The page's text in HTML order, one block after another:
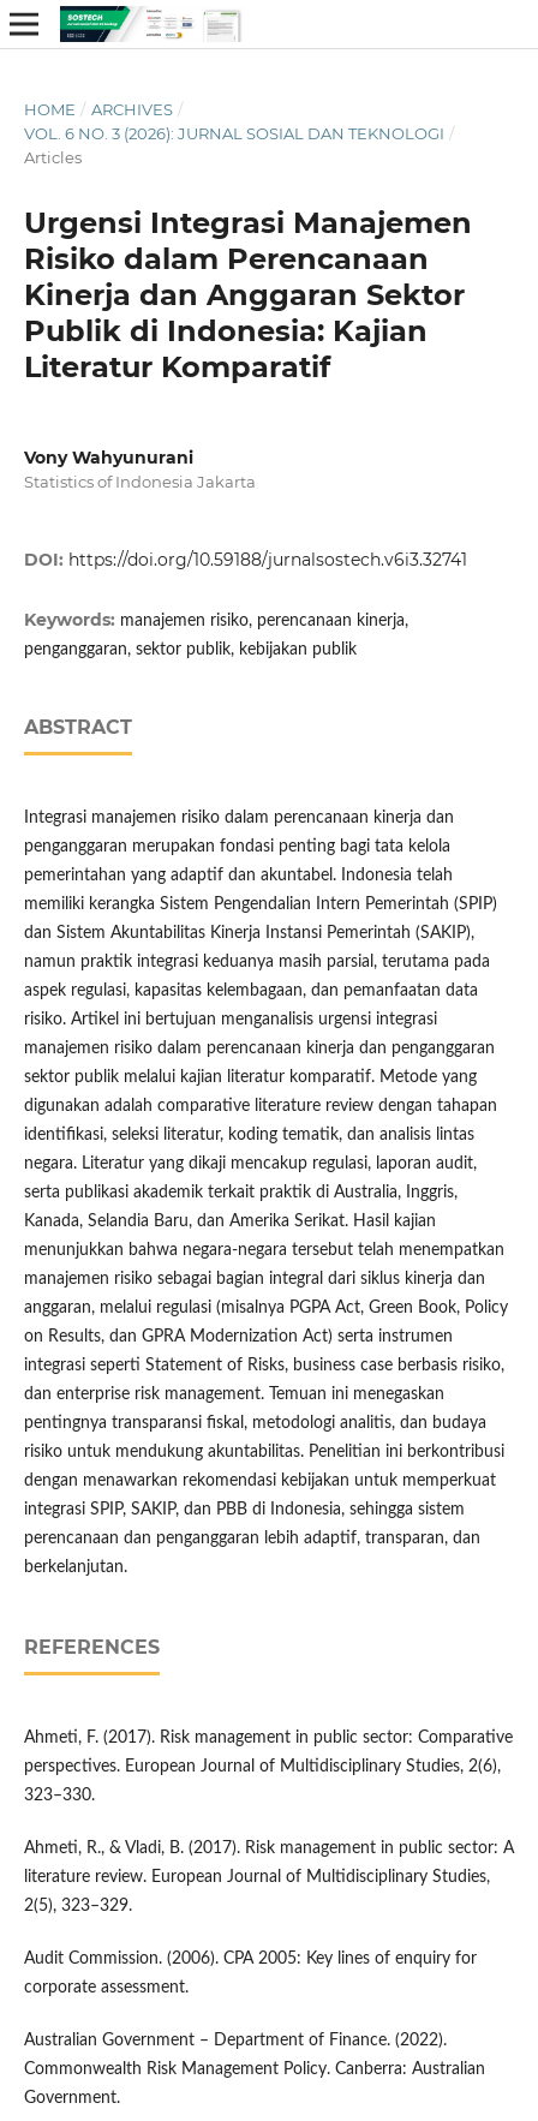
HOME / ARCHIVES /
VOL. 6 NO. 3 (2026): JURNAL SOSIAL DAN TEKNOLOGI /
Articles
Urgensi Integrasi Manajemen
Risiko dalam Perencanaan
Kinerja dan Anggaran Sektor
Publik di Indonesia: Kajian
Literatur Komparatif
Vony Wahyunurani
Statistics of Indonesia Jakarta
DOI: https://doi.org/10.59188/jurnalsostech.v6i3.32741
Keywords: manajemen risiko, perencanaan kinerja,
penganggaran, sektor publik, kebijakan publik
ABSTRACT
Integrasi manajemen risiko dalam perencanaan kinerja dan
penganggaran merupakan fondasi penting bagi tata kelola
pemerintahan yang adaptif dan akuntabel. Indonesia telah
memiliki kerangka Sistem Pengendalian Intern Pemerintah (SPIP)
dan Sistem Akuntabilitas Kinerja Instansi Pemerintah (SAKIP),
namun praktik integrasi keduanya masih parsial, terutama pada
aspek regulasi, kapasitas kelembagaan, dan pemanfaatan data
risiko. Artikel ini bertujuan menganalisis urgensi integrasi
manajemen risiko dalam perencanaan kinerja dan penganggaran
sektor publik melalui kajian literatur komparatif. Metode yang
digunakan adalah comparative literature review dengan tahapan
identifikasi, seleksi literatur, koding tematik, dan analisis lintas
negara. Literatur yang dikaji mencakup regulasi, laporan audit,
serta publikasi akademik terkait praktik di Australia, Inggris,
Kanada, Selandia Baru, dan Amerika Serikat. Hasil kajian
menunjukkan bahwa negara-negara tersebut telah menempatkan
manajemen risiko sebagai bagian integral dari siklus kinerja dan
anggaran, melalui regulasi (misalnya PGPA Act, Green Book, Policy
on Results, dan GPRA Modernization Act) serta instrumen
integrasi seperti Statement of Risks, business case berbasis risiko,
dan enterprise risk management. Temuan ini menegaskan
pentingnya transparansi fiskal, metodologi analitis, dan budaya
risiko untuk mendukung akuntabilitas. Penelitian ini berkontribusi
dengan menawarkan rekomendasi kebijakan untuk memperkuat
integrasi SPIP, SAKIP, dan PBB di Indonesia, sehingga sistem
perencanaan dan penganggaran lebih adaptif, transparan, dan
berkelanjutan.
REFERENCES
Ahmeti, F. (2017). Risk management in public sector: Comparative
perspectives. European Journal of Multidisciplinary Studies, 2(6),
323–330.
Ahmeti, R., & Vladi, B. (2017). Risk management in public sector: A
literature review. European Journal of Multidisciplinary Studies,
2(5), 323–329.
Audit Commission. (2006). CPA 2005: Key lines of enquiry for
corporate assessment.
Australian Government – Department of Finance. (2022).
Commonwealth Risk Management Policy. Canberra: Australian
Government.